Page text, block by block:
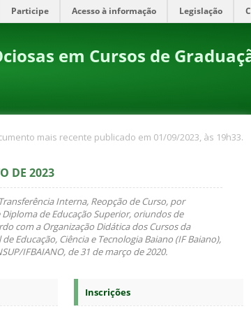
Participe Acesso à informação Legislação
em Cursos de
mais recente publicado em 01/09/2023, às 19h33.
DE 2023
Interna, Reopção de Curso, por
de Educação Superior, oriundos de
com a Organização Didática dos Cursos da
Educação, Ciência e Tecnologia Baiano (IF Baiano),
IFBAIANO, de 31 de março de 2020.
Inscrições